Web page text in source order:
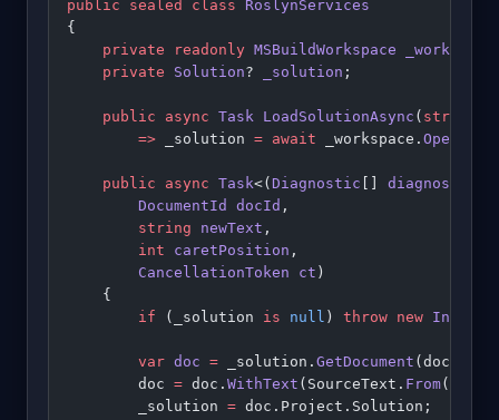
public sealed class RoslynServices
{
    private
readonly MSBuildWorkspace _workspace
    private
Solution? _solution ;
    public
async Task LoadSolutionAsync ( string
        =>
_solution = await _workspace.
    public
async Task<(Diagnostic [] diagnostics
        DocumentId
docId ,
        string
newText ,
        int
caretPosition ,
        CancellationToken
ct )
    {
        if
(_solution is null ) throw new
        var
doc = _solution. GetDocument (docId)
        doc
= doc. WithText (SourceText. From
        _solution
= doc.Project.Solution;